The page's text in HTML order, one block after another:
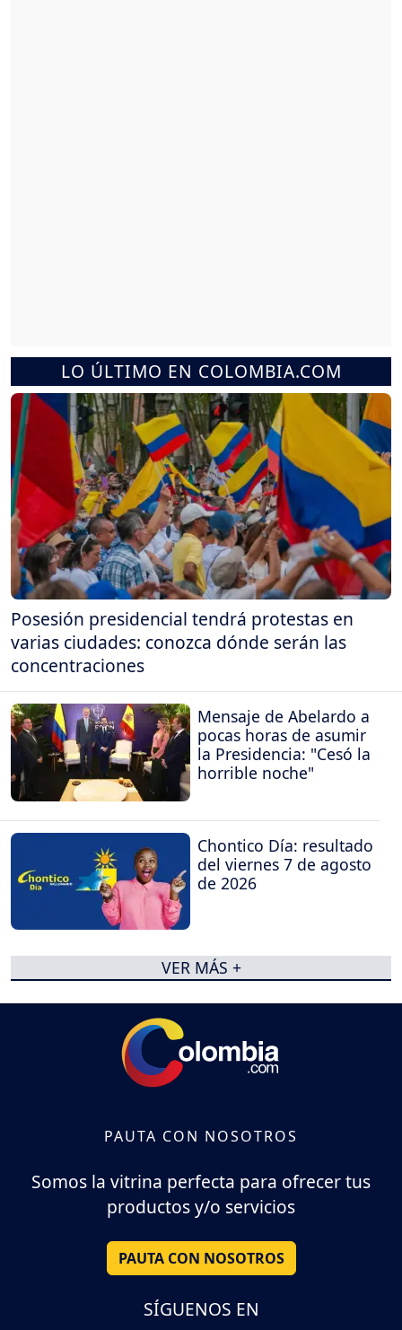
LO ÚLTIMO EN COLOMBIA.COM
Posesión presidencial tendrá protestas en
varias ciudades: conozca dónde serán las
concentraciones
Mensaje de Abelardo a
pocas horas de asumir
la Presidencia: "Cesó la
horrible noche"
Chontico Día: resultado
del viernes 7 de agosto
de 2026
VER MÁS +
PAUTA CON NOSOTROS
Somos la vitrina perfecta para ofrecer tus
productos y/o servicios
PAUTA CON NOSOTROS
SÍGUENOS EN